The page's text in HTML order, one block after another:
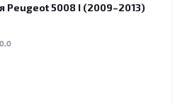
Peugeot 5008 I (2009–2013)